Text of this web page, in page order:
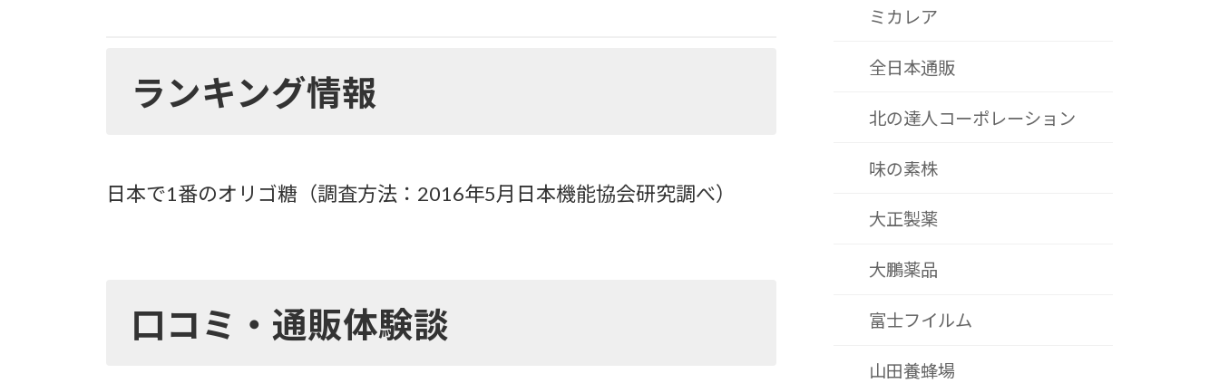
ランキング情報
日本で1番のオリゴ糖（調査方法：2016年5月日本機能協会研究調べ）
口コミ・通販体験談
ミカレア
全日本通販
北の達人コーポレーション
味の素株
大正製薬
大鵬薬品
富士フイルム
山田養蜂場